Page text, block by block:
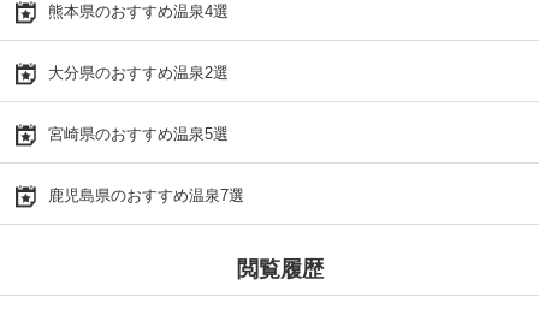
熊本県のおすすめ温泉4選
大分県のおすすめ温泉2選
宮崎県のおすすめ温泉5選
鹿児島県のおすすめ温泉7選
閲覧履歴